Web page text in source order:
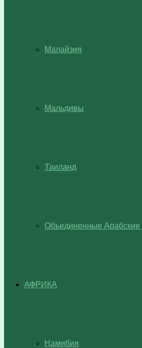
Малайзия
Мальдивы
Таиланд
Объединенные
АФРИКА
Намибия